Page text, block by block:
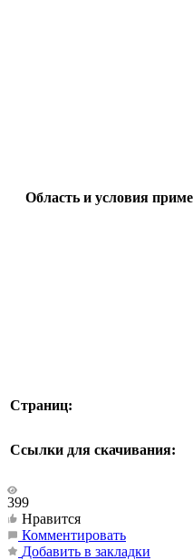
Область и условия
Страниц:
Ссылки для скачивания:
399
Нравится
Комментировать
Добавить в закладки